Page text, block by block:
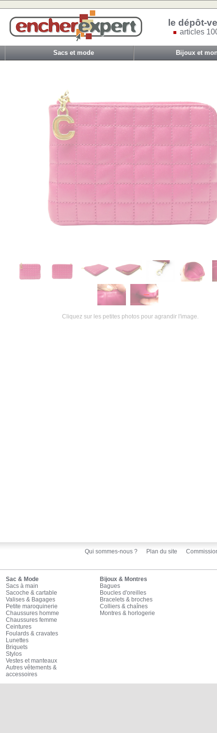
le dépôt-
articles
Sacs et mode Bijoux et
Cliquez sur les petites photos pour agrandir l'image.
Qui sommes-nous ? Plan du site
Sac & Mode
Sacs à main
Sacoche & cartable
Valises & Bagages
Petite maroquinerie
Chaussures homme
Chaussures femme
Ceintures
Foulards & cravates
Lunettes
Briquets
Stylos
Vestes et manteaux
Autres vêtements &
accessoires
Bijoux & Montres
Bagues
Boucles d'oreilles
Bracelets & broches
Colliers & chaînes
Montres & horlogerie